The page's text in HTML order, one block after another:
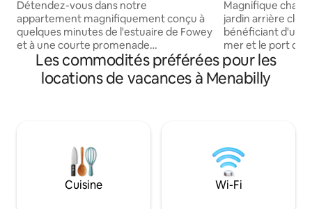
4 voyageurs, stationnement
Détendez-vous dans notre
appartement magnifiquement conçu à
quelques minutes de l'estuaire de Fowey
et à une courte promenade
relativement plate au cœur de la ville.
Cet espace accueillant de deux
chambres comprend une cuisine
king et d'une télévision intelligente. La
deuxième chambre spacieuse dispose
de lits jumeaux. Parking gratuit sur place,
une trouvaille rare à Fowey ! Plus un
port.
Magnifique
jardin arrière
bénéficiant d'une
mer et le port
côtiers les plus
le port de
minutes à pied
l'extérieur et
ou faites une
côte.
village de bord
Les commodités préférées pour les
locations de vacances à Menabilly
Cuisine Wi-Fi